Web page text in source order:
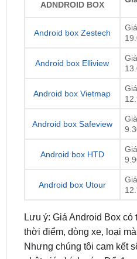
và dịch vụ tốt nhất.
Android box Utour